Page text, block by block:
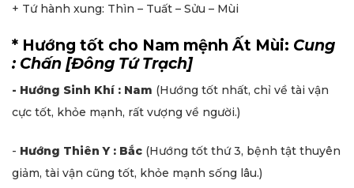
+ Tứ hành xung: Thìn – Tuất – Sửu – Mùi
* Hướng tốt cho Nam mệnh Ất Mùi: Cung
: Chấn [Đông Tứ Trạch]
- Hướng Sinh Khí : Nam (Hướng tốt nhất, chỉ về tài vận
cực tốt, khỏe mạnh, rất vượng về người.)
- Hướng Thiên Y : Bắc (Hướng tốt thứ 3, bệnh tật thuyên
giảm, tài vận cũng tốt, khỏe mạnh sống lâu.)